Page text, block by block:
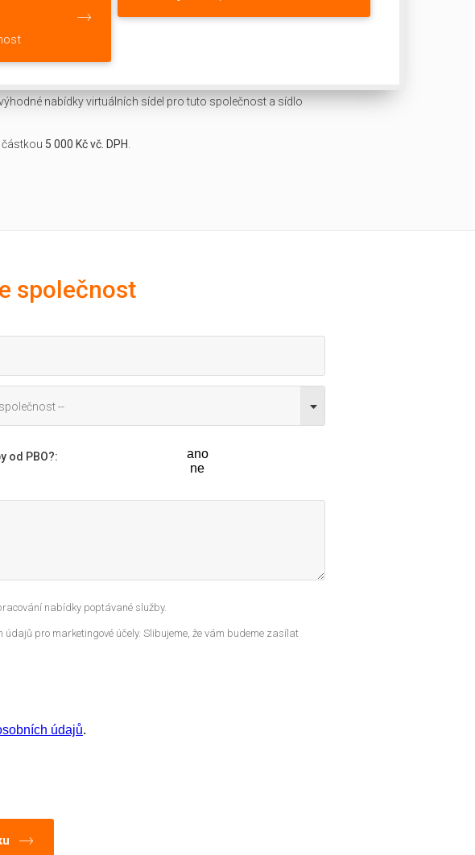
nabídky virtuálních sídel pro tuto společnost a sídlo
částkou 5 000 Kč vč. DPH
společnost
--
od PBO?:
ano
ne
nabídky poptávané služby.
pro marketingové účely. Slibujeme, že vám budeme zasílat
údajů.